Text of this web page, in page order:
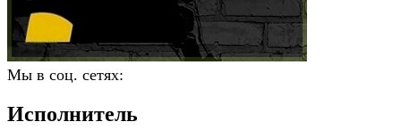
Мы в соц. сетях:
Исполнитель